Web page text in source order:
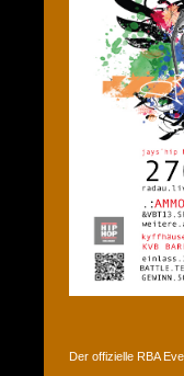
Der offizielle RBA